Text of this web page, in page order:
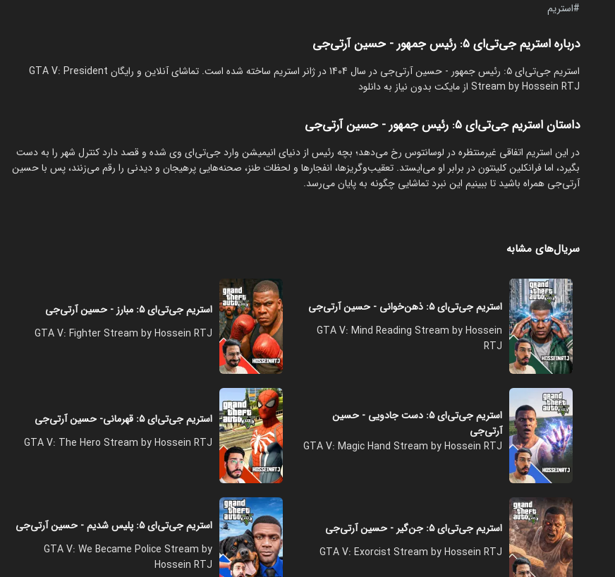
استریم
درباره استریم جی‌تی‌ای ۵: رئیس‌ جمهور - حسین آرتی‌جی
استریم جی‌تی‌ای ۵: رئیس‌ جمهور - حسین آرتی‌جی در سال 1404 در ژانر استریم ساخته شده است. تماشای آنلاین و رایگان GTA V: President
Stream by Hossein RTJ از مایکت بدون نیاز به دانلود
داستان استریم جی‌تی‌ای ۵: رئیس‌ جمهور - حسین آرتی‌جی
‏در این استریم اتفاقی غیرمنتظره در لوسانتوس رخ می‌دهد؛ بچه رئیس از دنیای انیمیشن وارد جی‌تی‌ای وی شده و قصد دارد کنترل شهر را به دست
بگیرد، اما فرانکلین کلینتون در برابر او می‌ایستد. تعقیب‌وگریزها، انفجارها و لحظات طنز، صحنه‌هایی پرهیجان و دیدنی را رقم می‌زنند، پس با حسین
آرتی‌جی همراه باشید تا ببینیم این نبرد تماشایی چگونه به پایان می‌رسد.
سریال‌های مشابه
استریم جی‌تی‌ای ۵: ذهن‌خوانی - حسین آرتی‌جی
GTA V: Mind Reading Stream by Hossein
RTJ
استریم جی‌تی‌ای ۵: مبارز - حسین آرتی‌جی
GTA V: Fighter Stream by Hossein RTJ
استریم جی‌تی‌ای ۵: دست جادویی - حسین
آرتی‌جی
GTA V: Magic Hand Stream by Hossein RTJ
استریم جی‌تی‌ای ۵: قهرمانی- حسین آرتی‌جی
GTA V: The Hero Stream by Hossein RTJ
استریم جی‌تی‌ای ۵: جن‌گیر - حسین آرتی‌جی
GTA V: Exorcist Stream by Hossein RTJ
استریم جی‌تی‌ای ۵: پلیس شدیم - حسین آرتی‌جی
GTA V: We Became Police Stream by
Hossein RTJ